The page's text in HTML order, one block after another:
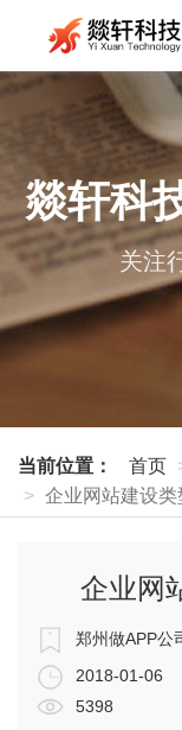
燚轩科
关注
当前位置： 首页
企业网站建设类
企业网
郑州做APP公
2018-01-06
5398